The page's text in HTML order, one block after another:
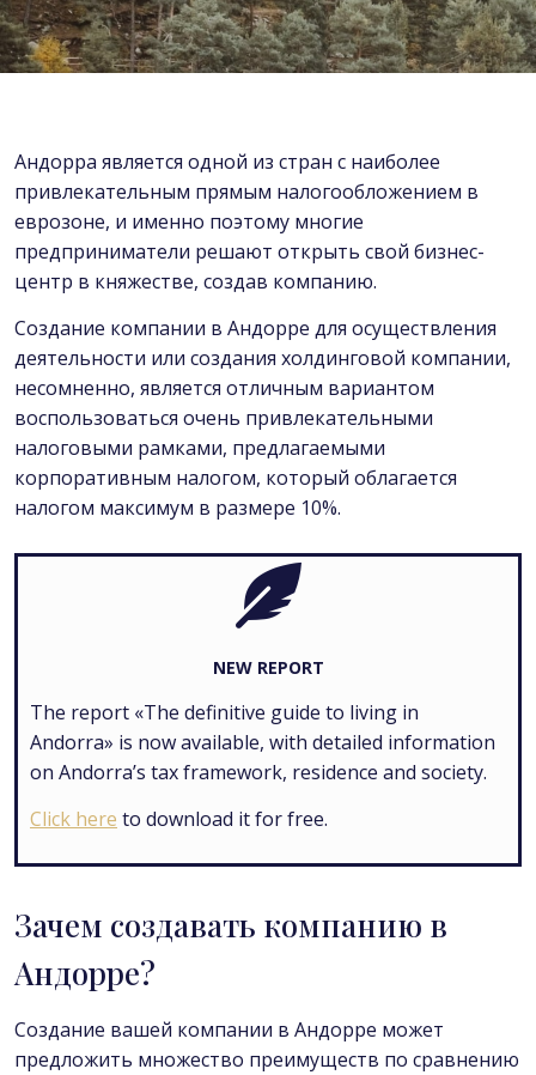
Андорра является одной из стран с наиболее
привлекательным прямым налогообложением в
еврозоне, и именно поэтому многие
предприниматели решают открыть свой бизнес-
центр в княжестве, создав компанию.
Создание компании в Андорре для осуществления
деятельности или создания холдинговой компании,
несомненно, является отличным вариантом
воспользоваться очень привлекательными
налоговыми рамками, предлагаемыми
корпоративным налогом, который облагается
налогом максимум в размере 10%.
NEW REPORT
The report «The definitive guide to living in
Andorra» is now available, with detailed information
on Andorra’s tax framework, residence and society.
Click here to download it for free.
Зачем создавать компанию в
Андорре?
Создание вашей компании в Андорре может
предложить множество преимуществ по сравнению